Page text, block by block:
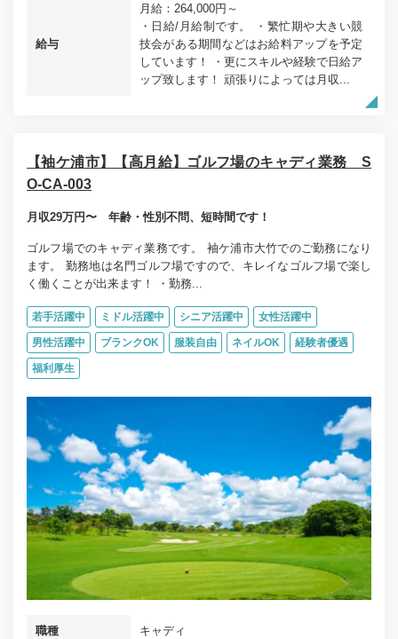
給与
月給：264,000円～
・日給/月給制です。 ・繁忙期や大きい競
技会がある期間などはお給料アップを予定
しています！ ・更にスキルや経験で日給ア
ップ致します！ 頑張りによっては月収...
【袖ケ浦市】【高月給】ゴルフ場のキャディ業務 S
O-CA-003
月収29万円〜 年齢・性別不問、短時間です！
ゴルフ場でのキャディ業務です。 袖ケ浦市大竹でのご勤務になり
ます。 勤務地は名門ゴルフ場ですので、キレイなゴルフ場で楽し
く働くことが出来ます！ ・勤務...
若手活躍中 ミドル活躍中 シニア活躍中 女性活躍中
男性活躍中 ブランクOK 服装自由 ネイルOK 経験者優遇
福利厚生
職種 キャディ